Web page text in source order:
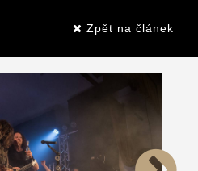
Zpět na článek